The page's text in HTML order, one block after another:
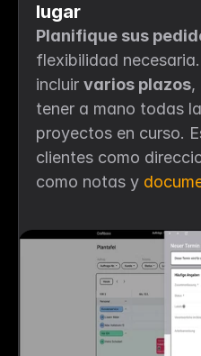
lugar
Planifique sus
flexibilidad
incluir varios plazos,
tener a mano todas
proyectos en curso.
clientes como
como notas y